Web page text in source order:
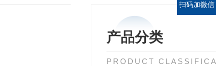
产品分类
PRODUCT
扫码加微信